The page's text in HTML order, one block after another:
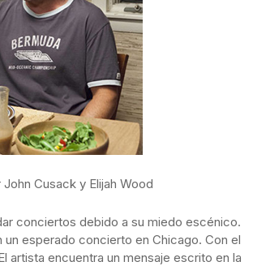
Cusack y Elijah Wood
conciertos debido a su miedo escénico.
esperado concierto en Chicago. Con el
artista encuentra un mensaje escrito en la